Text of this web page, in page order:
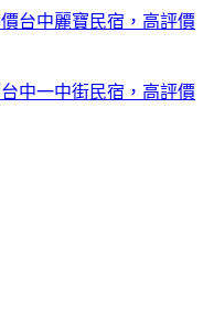
台中麗寶民宿，高評價
中一中街民宿，高評價